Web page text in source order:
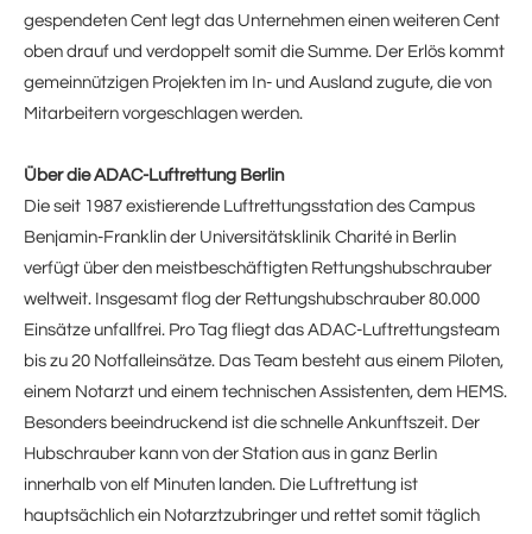
gespendeten Cent legt das Unternehmen einen weiteren Cent
oben drauf und verdoppelt somit die Summe. Der Erlös kommt
gemeinnützigen Projekten im In- und Ausland zugute, die von
Mitarbeitern vorgeschlagen werden.
Über die ADAC-Luftrettung Berlin
Die seit 1987 existierende Luftrettungsstation des Campus
Benjamin-Franklin der Universitätsklinik Charité in Berlin
verfügt über den meistbeschäftigten Rettungshubschrauber
weltweit. Insgesamt flog der Rettungshubschrauber 80.000
Einsätze unfallfrei. Pro Tag fliegt das ADAC-Luftrettungsteam
bis zu 20 Notfalleinsätze. Das Team besteht aus einem Piloten,
einem Notarzt und einem technischen Assistenten, dem HEMS.
Besonders beeindruckend ist die schnelle Ankunftszeit. Der
Hubschrauber kann von der Station aus in ganz Berlin
innerhalb von elf Minuten landen. Die Luftrettung ist
hauptsächlich ein Notarztzubringer und rettet somit täglich